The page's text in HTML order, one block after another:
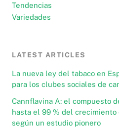
Tendencias
Variedades
LATEST ARTICLES
La nueva ley del tabaco en
para los clubes sociales de
Cannflavina A: el compuesto
hasta el 99 % del crecimiento
según un estudio pionero